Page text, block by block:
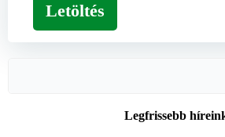
Letöltés
Legfrissebb